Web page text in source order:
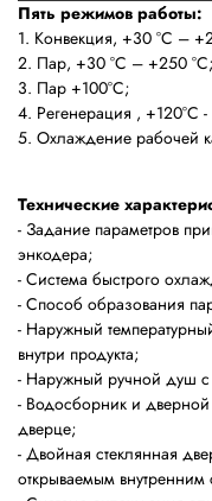
Пять режимов работы:
1. Конвекция, +30 °C –
2. Пар, +30 °C – +250 °C;
3. Пар +100°C;
4. Регенерация , +120°C -
5. Охлаждение рабочей
Технические
- Задание параметров
энкодера;
- Система быстрого
- Способ образования
- Наружный
внутри продукта;
- Наружный ручной душ с
- Водосборник и
дверце;
- Двойная стеклянная
открываемым внутренним